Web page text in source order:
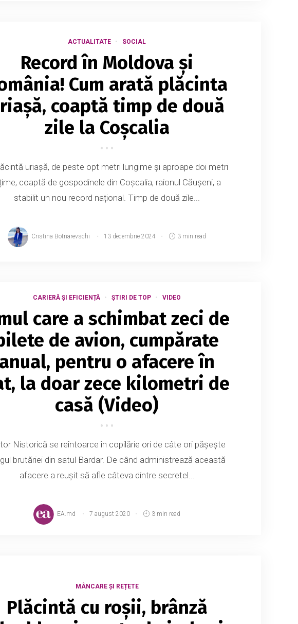
ACTUALITATE SOCIAL
Record în Moldova și
Cum arată plăcinta
coaptă timp de două
zile la Coșcalia
uriașă, de peste opt metri lungime și aproape doi metri
coaptă de gospodinele din Coșcalia, raionul Căușeni, a
stabilit un nou record național. Timp de două zile...
Cristina Botnarevschi 13 decembrie 2024 3 min read
CARIERĂ ȘI EFICIENȚĂ ȘTIRI DE TOP VIDEO
care a schimbat zeci de
de avion, cumpărate
anual, pentru o afacere în
la doar zece kilometri de
casă (Video)
Nistorică se reîntoarce în copilărie ori de câte ori pășește
brutăriei din satul Bardar. De când administrează această
afacere a reușit să afle câteva dintre secretel...
EA.md 7 august 2020 3 min read
MÂNCARE ȘI REȚETE
Plăcintă cu roșii, brânză